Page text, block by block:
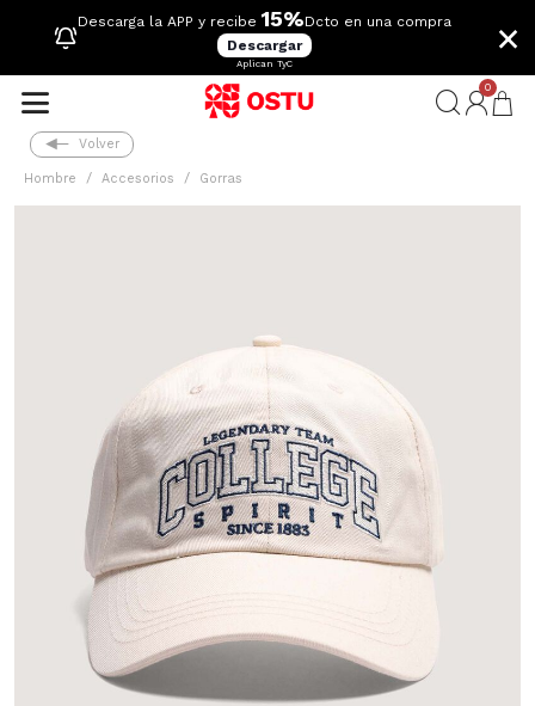
Descarga la APP y recibe 15%Dcto en una compra
Descargar
Aplican TyC
×
0
Volver
Hombre Accesorios Gorras